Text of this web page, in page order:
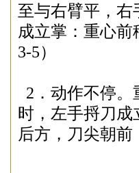
至与右臂平，右
成立掌： 重心前
3-5）
2 ．动作不停
时，左手捋刀成
后方， 刀尖朝前